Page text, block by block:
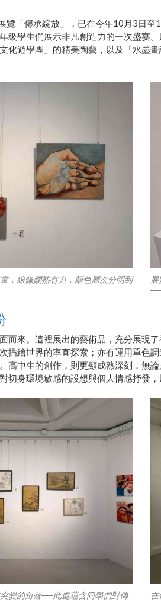
覽「傳承綻放」，已在今年10月3日
級學生們展示非凡創造力的一次盛宴
化遊學團」的精美陶藝，以及「水墨
，線條嫻熟有力，顏色層次分明到
而來。這裡展出的藝術品，充分展現
描繪世界的率直探索；亦有運用單色
高中生的創作，則更顯成熟深刻，無
切身環境敏感的設想與個人情感抒發，
變的角落──此處蘊含同學們對傳
在